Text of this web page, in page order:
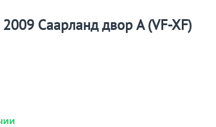
Саарланд двор A (VF-XF)